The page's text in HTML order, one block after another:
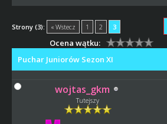
Strony (3): « Wstecz 1 2 3
Ocena wątku:
Puchar Juniorów Sezon XI
wojtas_gkm
Tutejszy